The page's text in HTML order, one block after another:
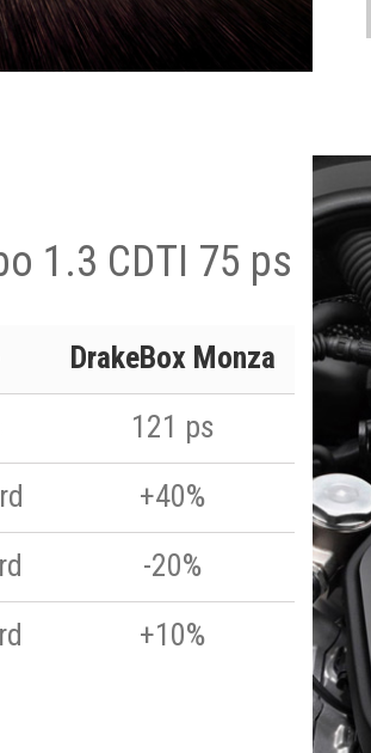
1.3 CDTI 75 ps
DrakeBox Monza
121 ps
+40%
-20%
+10%